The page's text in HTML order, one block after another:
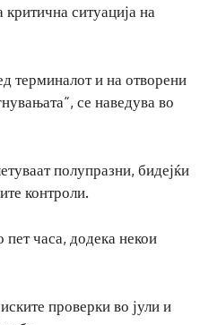
ситуација на
терминалот и на отворени
се наведува во
полупразни, бидејќи
контроли.
часа, додека некои
проверки во јули и